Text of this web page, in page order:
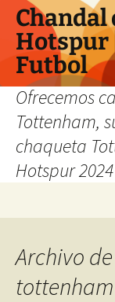
Chandal
Hotspur
Futbol
Ofrecemos
Tottenham,
chaqueta
Hotspur
Archivo